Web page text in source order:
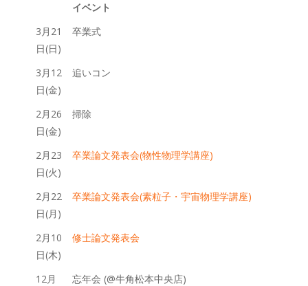
イベント
3月21
日(日)
卒業式
3月12
日(金)
追いコン
2月26
日(金)
掃除
2月23
日(火)
卒業論文発表会(物性物理学講座)
2月22
日(月)
卒業論文発表会(素粒子・宇宙物理学講座)
2月10
日(木)
修士論文発表会
12月
忘年会 (@牛角松本中央店)